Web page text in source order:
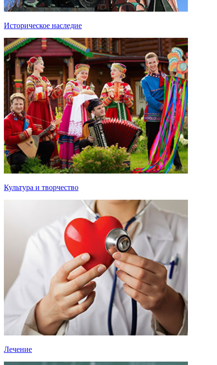
Историческое наследие
Культура и творчество
Лечение